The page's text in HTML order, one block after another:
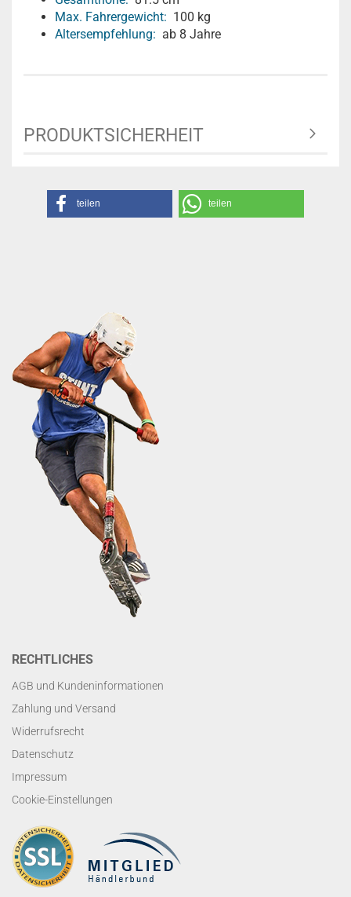
Max. Fahrergewicht: 100 kg
Altersempfehlung: ab 8 Jahre
PRODUKTSICHERHEIT
teilen teilen
RECHTLICHES
AGB und Kundeninformationen
Zahlung und Versand
Widerrufsrecht
Datenschutz
Impressum
Cookie-Einstellungen